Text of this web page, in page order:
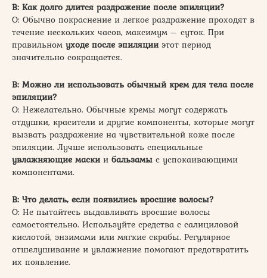
В: Как долго длится раздражение после эпиляции?
О: Обычно покраснение и легкое раздражение проходят в
течение нескольких часов, максимум – суток. При
правильном уходе после эпиляцииэтот период
значительно сокращается.
В: Можно ли использовать обычный крем для тела после
эпиляции?
О: Нежелательно. Обычные кремы могут содержать
отдушки, красители и другие компоненты, которые могут
вызвать раздражение на чувствительной коже после
эпиляции. Лучше использовать специальные
увлажняющие маскии бальзамы с успокаивающими
компонентами.
В: Что делать, если появились вросшие волосы?
О: Не пытайтесь выдавливать вросшие волосы
самостоятельно. Используйте средства с салициловой
кислотой, энзимами или мягкие скрабы. Регулярное
отшелушивание и увлажнение помогают предотвратить
их появление.